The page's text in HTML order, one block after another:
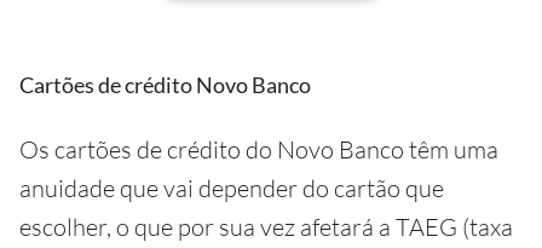
Cartões de crédito Novo Banco
Os cartões de crédito do Novo Banco têm uma
anuidade que vai depender do cartão que
escolher, o que por sua vez afetará a TAEG (taxa